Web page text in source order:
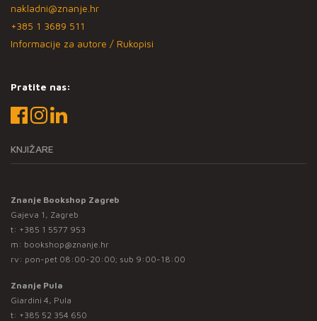
nakladni@znanje.hr
+385 1 3689 511
Informacije za autore / Rukopisi
Pratite nas:
KNJIŽARE
Znanje Bookshop Zagreb
Gajeva 1, Zagreb
t: +385 1 5577 953
m: bookshop@znanje.hr
rv: pon-pet 08:00-20:00; sub 9:00-18:00
Znanje Pula
Giardini 4, Pula
t: +385 52 354 650